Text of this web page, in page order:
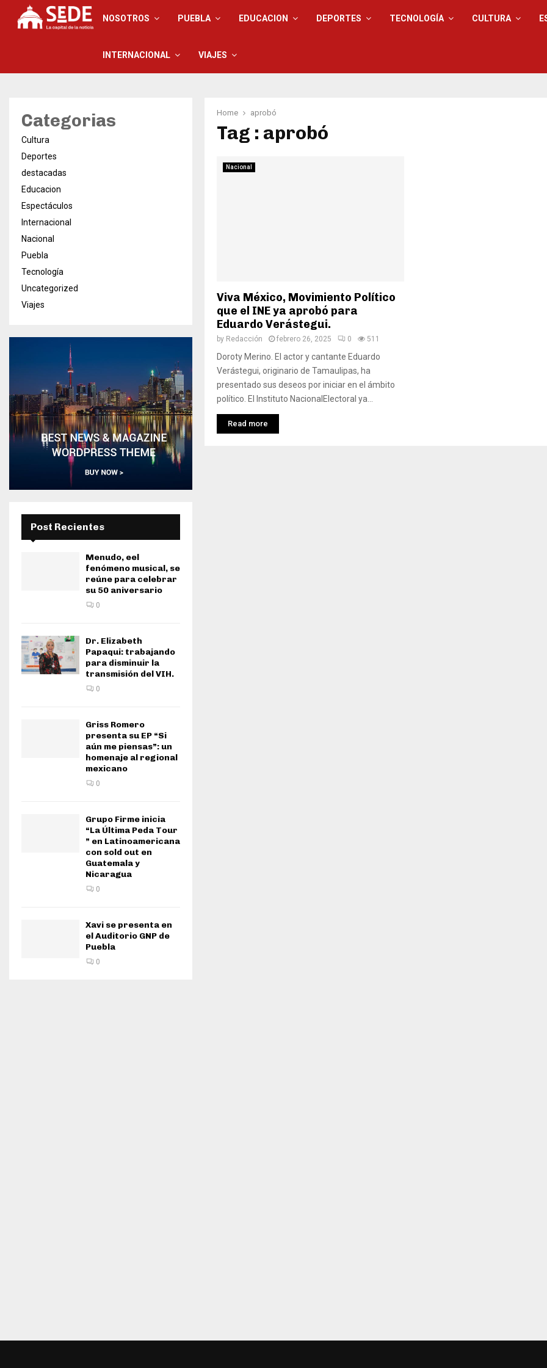
NOSOTROS PUEBLA EDUCACION DEPORTES TECNOLOGÍA CULTURA
INTERNACIONAL VIAJES
Home aprobó
Tag : aprobó
Nacional
Viva México, Movimiento Político
que el INE ya aprobó para
Eduardo Verástegui.
by Redacción febrero 26, 2025 0 511
Doroty Merino. El actor y cantante Eduardo
Verástegui, originario de Tamaulipas, ha
presentado sus deseos por iniciar en el ámbito
político. El Instituto NacionalElectoral ya...
Read more
Categorias
Cultura
Deportes
destacadas
Educacion
Espectáculos
Internacional
Nacional
Puebla
Tecnología
Uncategorized
Viajes
Post Recientes
Menudo, eel
fenómeno musical, se
reúne para celebrar
su 50 aniversario
0
Dr. Elizabeth
Papaqui: trabajando
para disminuir la
transmisión del VIH.
0
Griss Romero
presenta su EP “Si
aún me piensas”: un
homenaje al regional
mexicano
0
Grupo Firme inicia
“La Última Peda Tour
” en Latinoamericana
con sold out en
Guatemala y
Nicaragua
0
Xavi se presenta en
el Auditorio GNP de
Puebla
0